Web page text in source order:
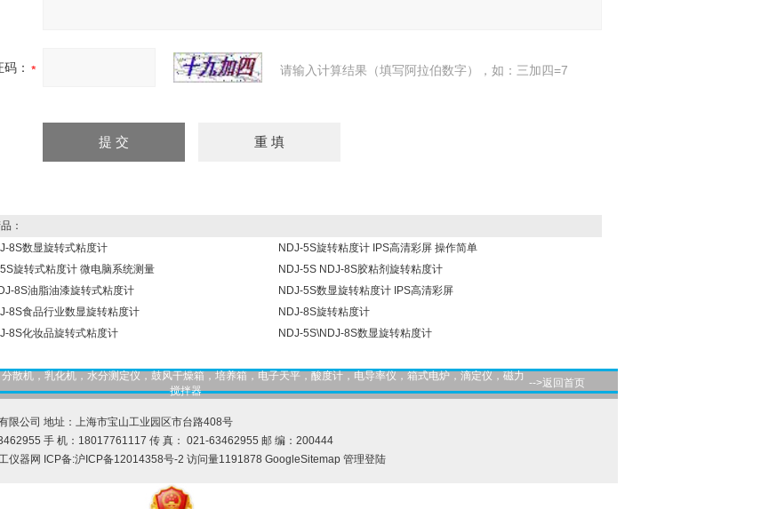
： 请输入计算结果（填写阿拉伯数字），如：三加四=7
：
8S数显旋转式粘度计
NDJ-5S旋转粘度计 IPS高清彩屏 操作简单
旋转式粘度计 微电脑系统测量
NDJ-5S NDJ-8S胶粘剂旋转粘度计
8S油脂油漆旋转式粘度计
NDJ-5S数显旋转粘度计 IPS高清彩屏
8S食品行业数显旋转粘度计
NDJ-8S旋转粘度计
8S化妆品旋转式粘度计
NDJ-5S\NDJ-8S数显旋转粘度计
散机，乳化机，水分测定仪，鼓风干燥箱，培养箱，电子天平，酸度计，电导率仪，箱式电炉，滴定仪，磁力
搅拌器
-->返回首页
限公司 地址：上海市宝山工业园区市台路408号
手 机：18017761117 传 真： 021-63462955 邮 编：200444
仪器网 ICP备:沪ICP备12014358号-2 访问量1191878 GoogleSitemap 管理登陆